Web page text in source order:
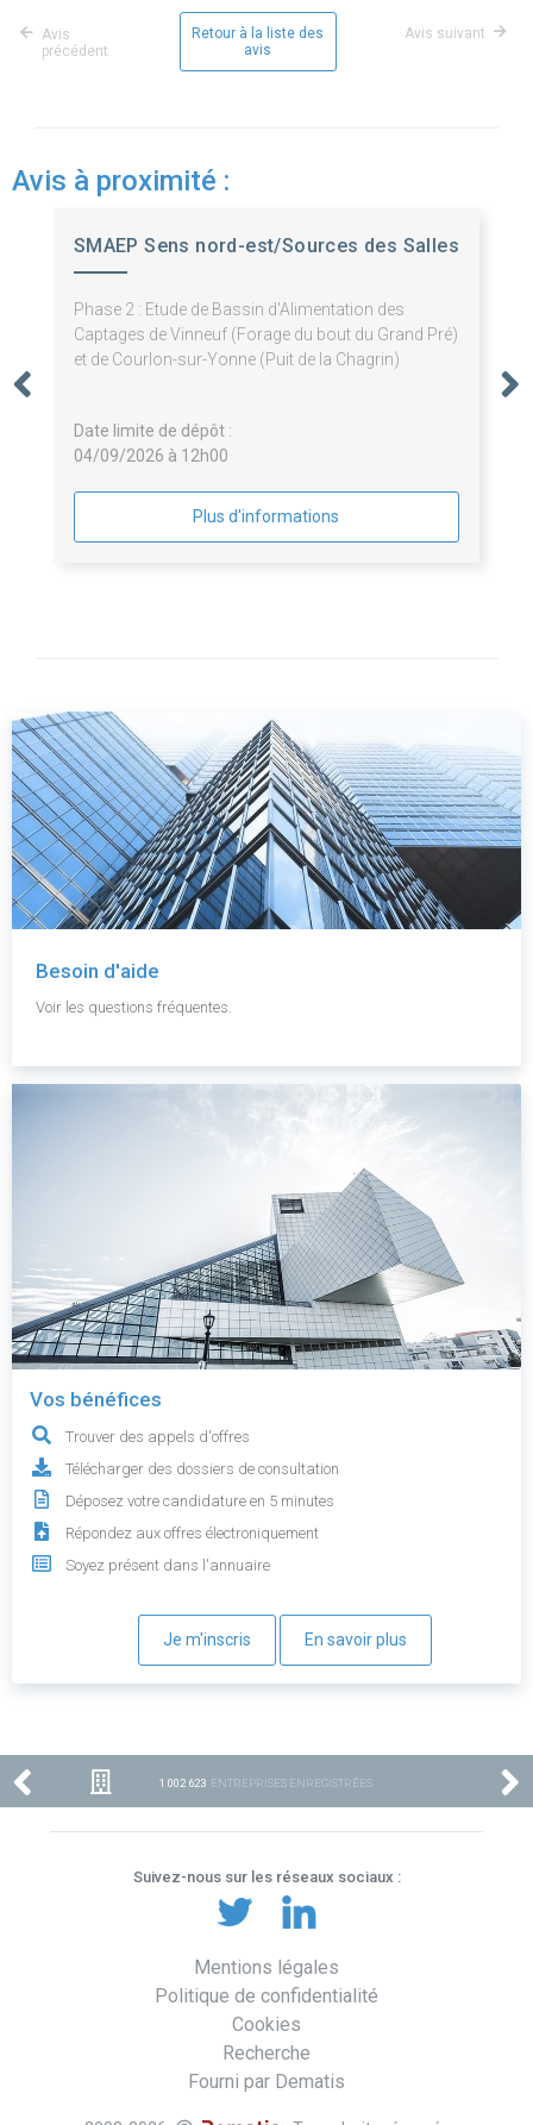
Avis
précédent
Retour à la liste des
avis
Avis suivant
Avis à proximité :
SMAEP Sens nord-est/Sources des Salles
Phase 2 : Etude de Bassin d'Alimentation des
Captages de Vinneuf (Forage du bout du Grand Pré)
et de Courlon-sur-Yonne (Puit de la Chagrin)
Date limite de dépôt :
04/09/2026 à 12h00
Plus d'informations
Besoin d'aide
Voir les questions fréquentes.
Vos bénéfices
Trouver des appels d'offres
Télécharger des dossiers de consultation
Déposez votre candidature en 5 minutes
Répondez aux offres électroniquement
Soyez présent dans l'annuaire
Je m'inscris En savoir plus
1 002 623 ENTREPRISES ENREGISTRÉES
Suivez-nous sur les réseaux sociaux :
Mentions légales
Politique de confidentialité
Cookies
Recherche
Fourni par Dematis